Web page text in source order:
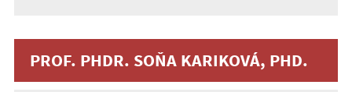
PROF. PHDR. SOŇA KARIKOVÁ, PHD.